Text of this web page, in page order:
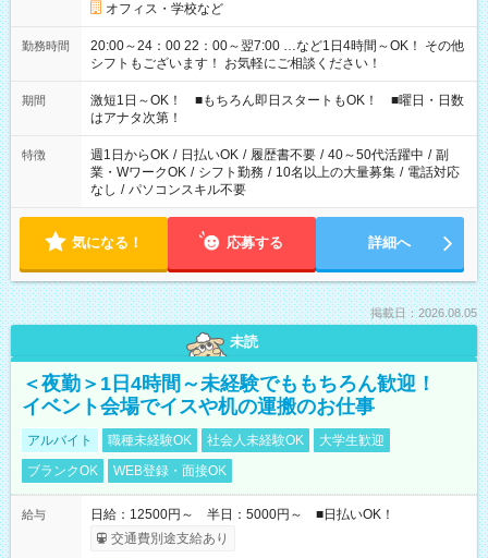
オフィス・学校など
勤務時間
20:00～24：00 22：00～翌7:00 …など1日4時間～OK！ その他
シフトもございます！ お気軽にご相談ください！
期間
激短1日～OK！ ■もちろん即日スタートもOK！ ■曜日・日数
はアナタ次第！
特徴 週1日からOK / 日払いOK / 履歴書不要 / 40～50代活躍中 / 副
業・WワークOK / シフト勤務 / 10名以上の大量募集 / 電話対応
なし / パソコンスキル不要
気になる！ 応募する 詳細へ
掲載日：2026.08.05
未読
＜夜勤＞1日4時間～未経験でももちろん歓迎！
イベント会場でイスや机の運搬のお仕事
アルバイト 職種未経験OK 社会人未経験OK
大学生歓迎
ブランクOK
WEB登録・面接OK
給与
日給：12500円～ 半日：5000円～ ■日払いOK！
交通費別途支給あり